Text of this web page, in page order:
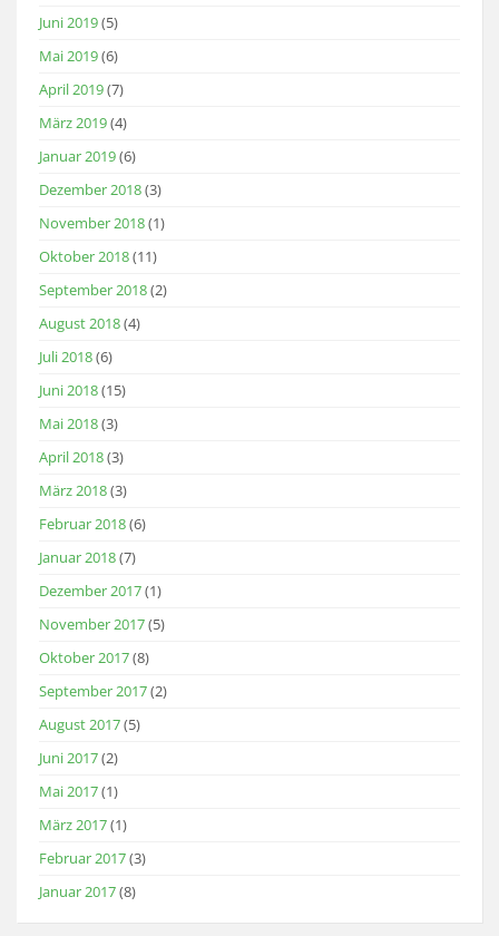
Juni 2019(5)
Mai 2019(6)
April 2019(7)
März 2019(4)
Januar 2019(6)
Dezember 2018(3)
November 2018(1)
Oktober 2018(11)
September 2018(2)
August 2018(4)
Juli 2018(6)
Juni 2018(15)
Mai 2018(3)
April 2018(3)
März 2018(3)
Februar 2018(6)
Januar 2018(7)
Dezember 2017(1)
November 2017(5)
Oktober 2017(8)
September 2017(2)
August 2017(5)
Juni 2017(2)
Mai 2017(1)
März 2017(1)
Februar 2017(3)
Januar 2017(8)